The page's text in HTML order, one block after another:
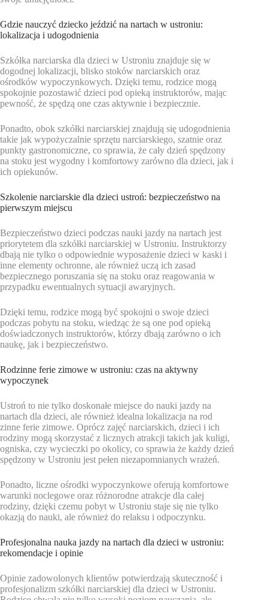
Gdzie nauczyć dziecko jeździć na nartach w ustroniu:
lokalizacja i udogodnienia
Szkółka narciarska dla dzieci w Ustroniu znajduje się w
dogodnej lokalizacji, blisko stoków narciarskich oraz
ośrodków wypoczynkowych. Dzięki temu, rodzice mogą
spokojnie pozostawić dzieci pod opieką instruktorów, mając
pewność, że spędzą one czas aktywnie i bezpiecznie.
Ponadto, obok szkółki narciarskiej znajdują się udogodnienia
takie jak wypożyczalnie sprzętu narciarskiego, szatnie oraz
punkty gastronomiczne, co sprawia, że cały dzień spędzony
na stoku jest wygodny i komfortowy zarówno dla dzieci, jak i
ich opiekunów.
Szkolenie narciarskie dla dzieci ustroń: bezpieczeństwo na
pierwszym miejscu
Bezpieczeństwo dzieci podczas nauki jazdy na nartach jest
priorytetem dla szkółki narciarskiej w Ustroniu. Instruktorzy
dbają nie tylko o odpowiednie wyposażenie dzieci w kaski i
inne elementy ochronne, ale również uczą ich zasad
bezpiecznego poruszania się na stoku oraz reagowania w
przypadku ewentualnych sytuacji awaryjnych.
Dzięki temu, rodzice mogą być spokojni o swoje dzieci
podczas pobytu na stoku, wiedząc że są one pod opieką
doświadczonych instruktorów, którzy dbają zarówno o ich
naukę, jak i bezpieczeństwo.
Rodzinne ferie zimowe w ustroniu: czas na aktywny
wypoczynek
Ustroń to nie tylko doskonałe miejsce do nauki jazdy na
nartach dla dzieci, ale również idealna lokalizacja na rod
zinne ferie zimowe. Oprócz zajęć narciarskich, dzieci i ich
rodziny mogą skorzystać z licznych atrakcji takich jak kuligi,
ogniska, czy wycieczki po okolicy, co sprawia że każdy dzień
spędzony w Ustroniu jest pełen niezapomnianych wrażeń.
Ponadto, liczne ośrodki wypoczynkowe oferują komfortowe
warunki noclegowe oraz różnorodne atrakcje dla całej
rodziny, dzięki czemu pobyt w Ustroniu staje się nie tylko
okazją do nauki, ale również do relaksu i odpoczynku.
Profesjonalna nauka jazdy na nartach dla dzieci w ustroniu:
rekomendacje i opinie
Opinie zadowolonych klientów potwierdzają skuteczność i
profesjonalizm szkółki narciarskiej dla dzieci w Ustroniu.